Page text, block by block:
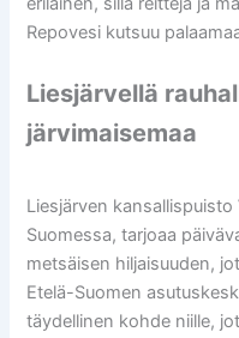
Repovesi kutsuu
Liesjärvellä
järvimaisemaa
Liesjärven kansallispuisto
Suomessa, tarjoaa
metsäisen hiljaisuuden,
Etelä-Suomen
täydellinen kohde niille,